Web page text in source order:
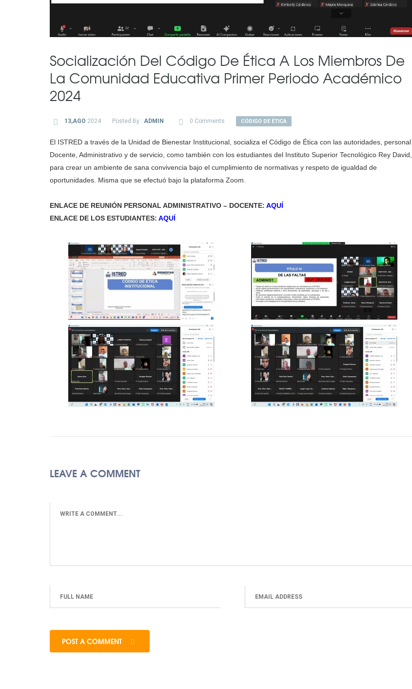
Socialización Del Código De Ética A Los Miembros De
La Comunidad Educativa Primer Periodo Académico
2024
13,AGO 2024 Posted By : ADMIN 0 Comments CÓDIGO DE ÉTICA
El ISTRED a través de la Unidad de Bienestar Institucional, socializa el Código de Ética con las autoridades, personal
Docente, Administrativo y de servicio, como también con los estudiantes del Instituto Superior Tecnológico Rey David,
para crear un ambiente de sana convivencia bajo el cumplimiento de normativas y respeto de igualdad de
oportunidades. Misma que se efectuó bajo la plataforma Zoom.
ENLACE DE REUNIÓN PERSONAL ADMINISTRATIVO – DOCENTE: AQUÍ
ENLACE DE LOS ESTUDIANTES: AQUÍ
LEAVE A COMMENT
POST A COMMENT